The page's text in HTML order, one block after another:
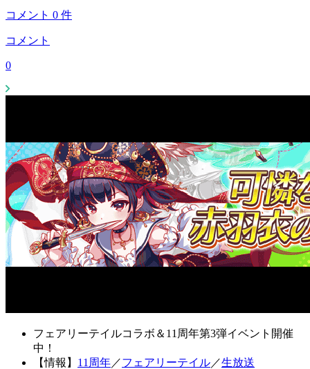
コメント 0 件
コメント
0
フェアリーテイルコラボ＆11周年第3弾イベント開催
中！
【情報】 11周年／フェアリーテイル／生放送